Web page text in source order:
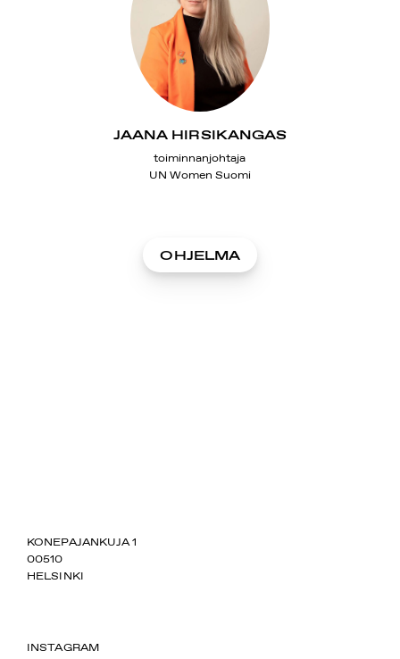
JAANA HIRSIKANGAS
toiminnanjohtaja
UN Women Suomi
OHJELMA
SUOMIAREENA
KONEPAJANKUJA 1
00510
HELSINKI
INSTAGRAM